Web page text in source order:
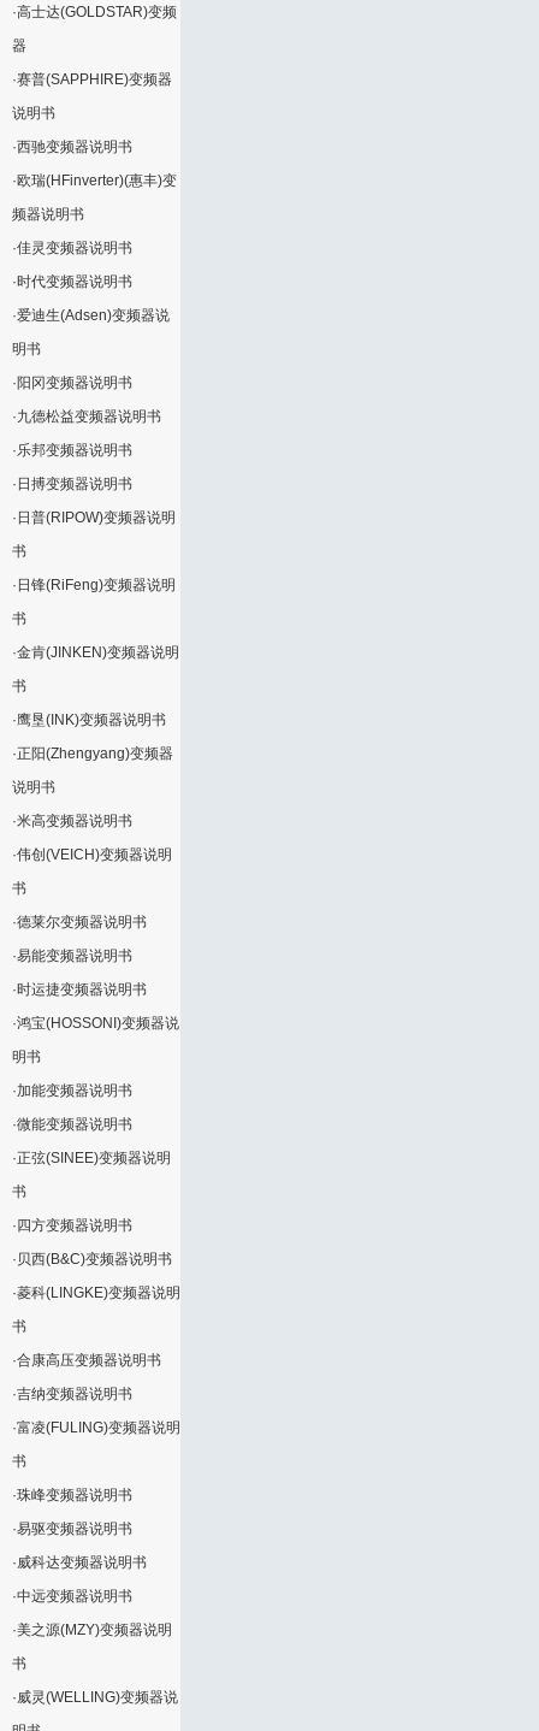
·高士达(GOLDSTAR)变频
器
·赛普(SAPPHIRE)变频器
说明书
·西驰变频器说明书
·欧瑞(HFinverter)(惠丰)变
频器说明书
·佳灵变频器说明书
·时代变频器说明书
·爱迪生(Adsen)变频器说
明书
· 阳冈变频器说明书
·九德松益变频器说明书
·乐邦变频器说明书
· 日搏变频器说明书
· 日普(RIPOW)变频器说明
书
· 日锋(RiFeng)变频器说明
书
·金肯(JINKEN)变频器说明
书
·鹰垦(INK)变频器说明书
·正阳(Zhengyang)变频器
说明书
·米高变频器说明书
·伟创(VEICH)变频器说明
书
·德莱尔变频器说明书
·易能变频器说明书
·时运捷变频器说明书
·鸿宝(HOSSONI)变频器说
明书
·加能变频器说明书
·微能变频器说明书
·正弦(SINEE)变频器说明
书
· 四方变频器说明书
· 贝西(B&C)变频器说明书
·菱科(LINGKE)变频器说明
书
·合康高压变频器说明书
·吉纳变频器说明书
·富凌(FULING)变频器说明
书
·珠峰变频器说明书
·易驱变频器说明书
·威科达变频器说明书
·中远变频器说明书
·美之源(MZY)变频器说明
书
·威灵(WELLING)变频器说